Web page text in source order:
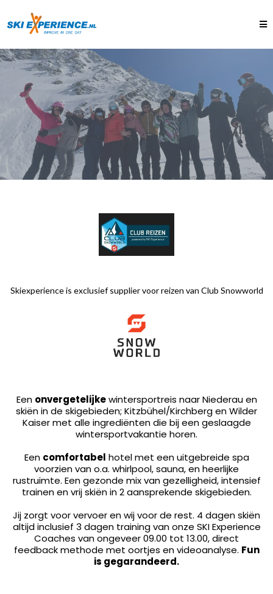
TECHNIEK & FUNREIS
18 T/M 23 JAN 2027
Skiexperience is exclusief supplier voor reizen van Club Snowworld
Een onvergetelijkewintersportreis naar Niederau en
skiën in de skigebieden; Kitzbühel/Kirchberg en Wilder
Kaiser met alle ingrediënten die bij een geslaagde
wintersportvakantie horen.
Een comfortabel hotel met een uitgebreide spa
voorzien van o.a. whirlpool, sauna, en heerlijke
rustruimte. Een gezonde mix van gezelligheid, intensief
trainen en vrij skiën in 2 aansprekende skigebieden.
Jij zorgt voor vervoer en wij voor de rest. 4 dagen skiën
altijd inclusief 3 dagen training van onze SKI Experience
Coaches van ongeveer 09.00 tot 13.00, direct
feedback methode met oortjes en videoanalyse. Fun
is gegarandeerd.